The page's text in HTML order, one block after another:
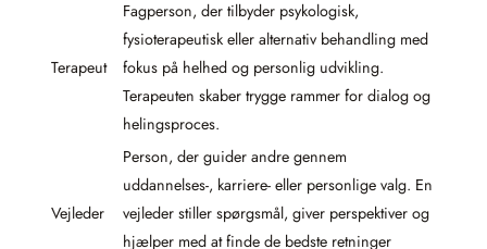
Terapeut
Fagperson, der tilbyder psykologisk,
fysioterapeutisk eller alternativ behandling med
fokus på helhed og personlig udvikling.
Terapeuten skaber trygge rammer for dialog og
helingsproces.
Vejleder
Person, der guider andre gennem
uddannelses-, karriere- eller personlige valg. En
vejleder stiller spørgsmål, giver perspektiver og
hjælper med at finde de bedste retninger